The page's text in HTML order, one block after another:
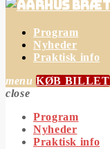
Program
Nyheder
Praktisk info
menu KØB BILLET
close
Program
Nyheder
Praktisk info